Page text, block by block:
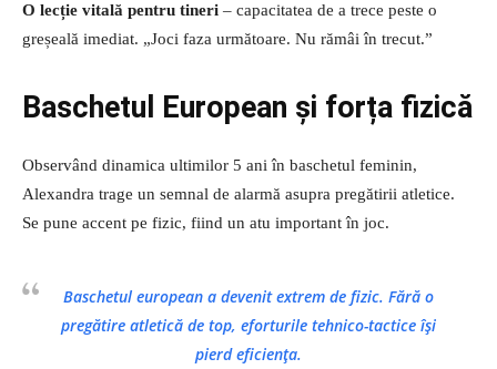
O lecție vitală pentru tineri – capacitatea de a trece peste o
greșeală imediat. „Joci faza următoare. Nu rămâi în trecut.”
Baschetul European și forța fizică
Observând dinamica ultimilor 5 ani în baschetul feminin,
Alexandra trage un semnal de alarmă asupra pregătirii atletice.
Se pune accent pe fizic, fiind un atu important în joc.
Baschetul european a devenit extrem de fizic. Fără o
pregătire atletică de top, eforturile tehnico-tactice își
pierd eficiența.